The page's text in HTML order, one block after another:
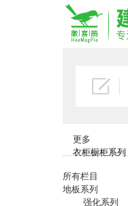
更多
衣柜橱柜系列
所有栏目
地板系列
强化系列